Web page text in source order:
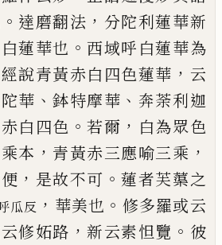
。 達磨翻法 ， 分陀利蓮華新
白蓮華也 。 西域呼白蓮華為
說青黃赤白四色蓮華 ， 云
華 、鉢特摩華 、 奔荼利迦
白四色 。若爾 ， 白為眾色
本 ， 青黃赤三應喻三乘 ，
， 是故不可 。蓮者芙蕖之
瓜反 ， 華美也 。 修多羅或云
修妬路 ，新云素怛覽 。 彼